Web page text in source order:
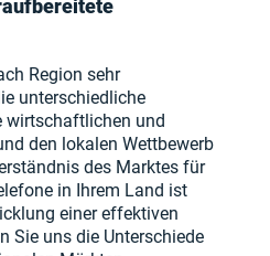
Region sehr
unterschiedliche
wirtschaftlichen und
den lokalen Wettbewerb
des Marktes für
in Ihrem Land ist
einer effektiven
Sie uns die Unterschiede